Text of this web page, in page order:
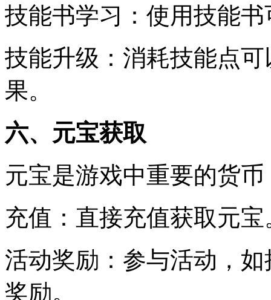
技能书学习：使用技能
技能升级：消耗技能点
果。
六、元宝获取
元宝是游戏中重要的货
充值：直接充值获取元宝
活动奖励：参与活动，
奖励。